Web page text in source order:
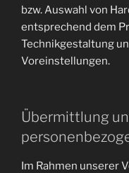
bzw. Auswahl von
entsprechend dem
Technikgestaltung
Voreinstellungen.
Übermittlung
Im Rahmen unserer